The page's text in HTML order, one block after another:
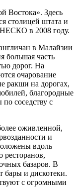
Востока». Здесь
столицей штата и
в 2008 году.
в Малайзии
большая часть
дорог. На
очарование
ракши на дорогах,
благородные
соседству с
оживленной,
и
вдоль
ресторанов,
базаров. В
бары и дискотеки.
с огромными